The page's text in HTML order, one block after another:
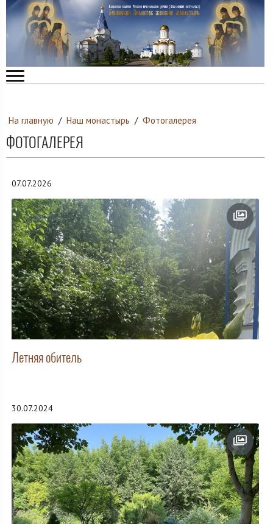
На главную / Наш монастырь / Фотогалерея
ФОТОГАЛЕРЕЯ
07.07.2026
Летняя обитель
30.07.2024